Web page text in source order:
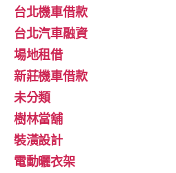
台北機車借款
台北汽車融資
場地租借
新莊機車借款
未分類
樹林當舖
裝潢設計
電動曬衣架